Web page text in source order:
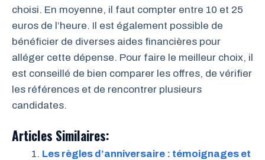
choisi. En moyenne, il faut compter entre 10 et 25
euros de l’heure. Il est également possible de
bénéficier de diverses aides financières pour
alléger cette dépense. Pour faire le meilleur choix, il
est conseillé de bien comparer les offres, de vérifier
les références et de rencontrer plusieurs
candidates.
Articles Similaires:
Les règles d’anniversaire : témoignages et